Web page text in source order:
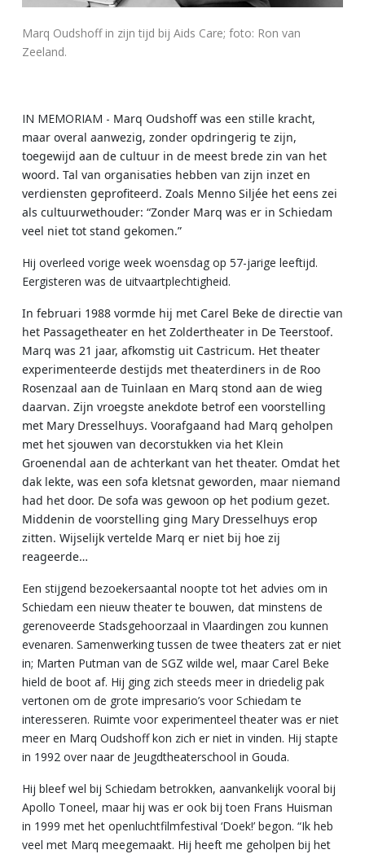
Marq Oudshoff in zijn tijd bij Aids Care; foto: Ron van
Zeeland.
IN MEMORIAM - Marq Oudshoff was een stille kracht,
maar overal aanwezig, zonder opdringerig te zijn,
toegewijd aan de cultuur in de meest brede zin van het
woord. Tal van organisaties hebben van zijn inzet en
verdiensten geprofiteerd. Zoals Menno Siljée het eens zei
als cultuurwethouder: “Zonder Marq was er in Schiedam
veel niet tot stand gekomen.”
Hij overleed vorige week woensdag op 57-jarige leeftijd.
Eergisteren was de uitvaartplechtigheid.
In februari 1988 vormde hij met Carel Beke de directie van
het Passagetheater en het Zoldertheater in De Teerstoof.
Marq was 21 jaar, afkomstig uit Castricum. Het theater
experimenteerde destijds met theaterdiners in de Roo
Rosenzaal aan de Tuinlaan en Marq stond aan de wieg
daarvan. Zijn vroegste anekdote betrof een voorstelling
met Mary Dresselhuys. Voorafgaand had Marq geholpen
met het sjouwen van decorstukken via het Klein
Groenendal aan de achterkant van het theater. Omdat het
dak lekte, was een sofa kletsnat geworden, maar niemand
had het door. De sofa was gewoon op het podium gezet.
Middenin de voorstelling ging Mary Dresselhuys erop
zitten. Wijselijk vertelde Marq er niet bij hoe zij
reageerde…
Een stijgend bezoekersaantal noopte tot het advies om in
Schiedam een nieuw theater te bouwen, dat minstens de
gerenoveerde Stadsgehoorzaal in Vlaardingen zou kunnen
evenaren. Samenwerking tussen de twee theaters zat er niet
in; Marten Putman van de SGZ wilde wel, maar Carel Beke
hield de boot af. Hij ging zich steeds meer in driedelig pak
vertonen om de grote impresario’s voor Schiedam te
interesseren. Ruimte voor experimenteel theater was er niet
meer en Marq Oudshoff kon zich er niet in vinden. Hij stapte
in 1992 over naar de Jeugdtheaterschool in Gouda.
Hij bleef wel bij Schiedam betrokken, aanvankelijk vooral bij
Apollo Toneel, maar hij was er ook bij toen Frans Huisman
in 1999 met het openluchtfilmfestival ‘Doek!’ begon. “Ik heb
veel met Marq meegemaakt. Hij heeft me geholpen bij het